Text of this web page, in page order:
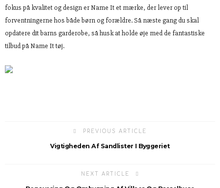
fokus på kvalitet og design er Name It et mærke, der lever op til
forventningerne hos både børn og forældre. Så næste gang du skal
opdatere dit barns garderobe, så husk at holde øje med de fantastiske
tilbud på Name It tøj.
PREVIOUS ARTICLE
Vigtigheden Af Sandlister I Byggeriet
NEXT ARTICLE